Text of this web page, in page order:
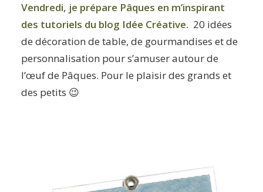
Vendredi, je prépare Pâques en m’inspirant
des tutoriels du blog Idée Créative. 20 idées
de décoration de table, de gourmandises et de
personnalisation pour s’amuser autour de
l’œuf de Pâques. Pour le plaisir des grands et
des petits 😉